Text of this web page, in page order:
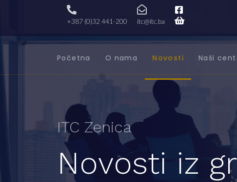
+387 (0)32 441-200 itc@itc.ba
Početna O nama Novosti Naši
ITC Zenica
Novosti iz